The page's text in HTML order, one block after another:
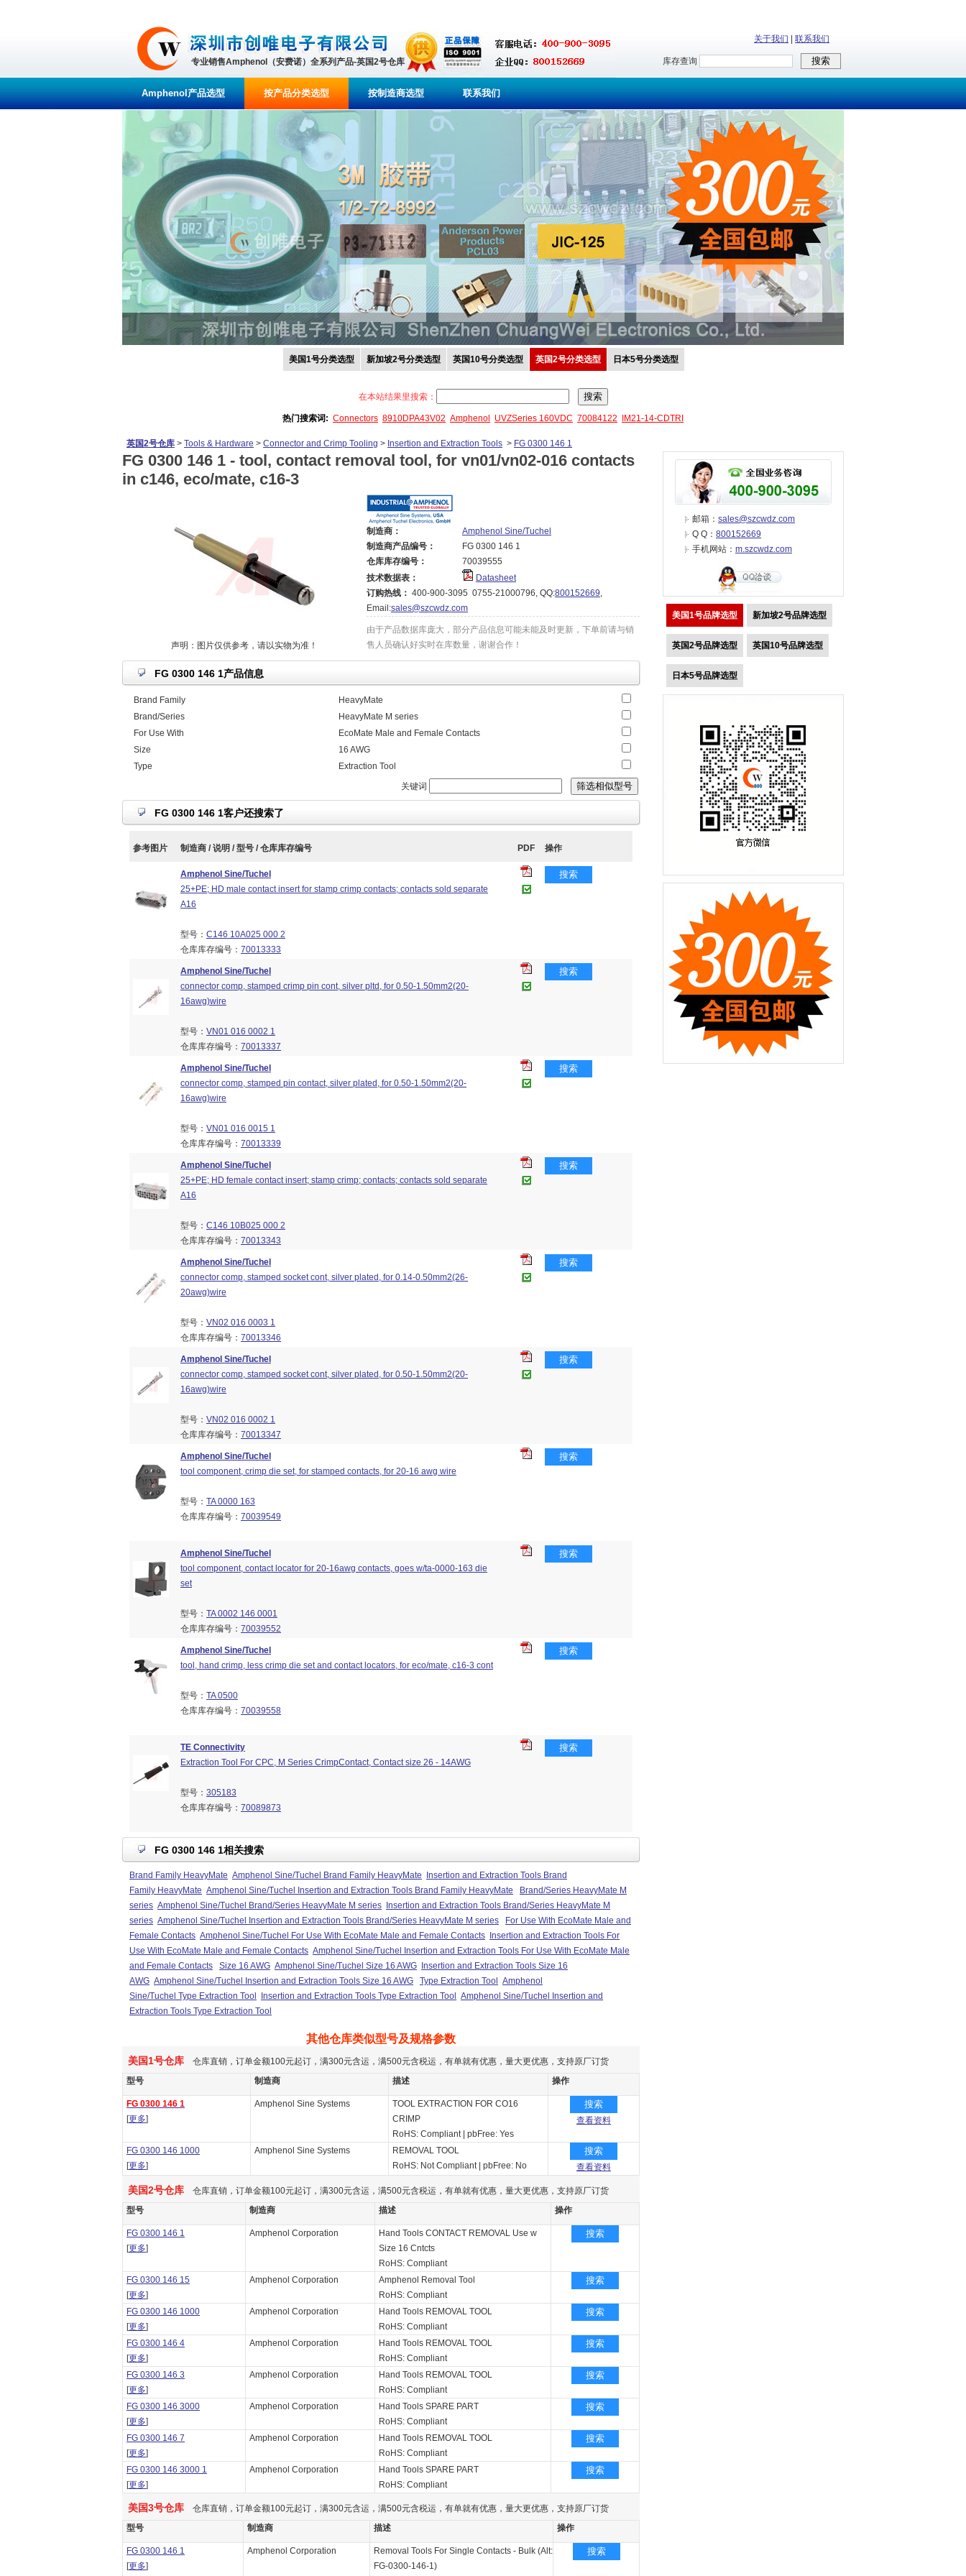
专业销售Amphenol（安费诺）全系列产品-英国2号仓库
关于我们 联系我们
库存查询
Amphenol产品选型 按产品分类选型 按制造商选型 联系我们
美国1号分类选型 新加坡2号分类选型 英国10号分类选型 英国2号分类选型 日本5号分类选型
在本站结果里搜索：
热门搜索词: Connectors 8910DPA43V02 Amphenol UVZSeries 160VDC 70084122 IM21-14-CDTRI
英国2号仓库 > Tools & Hardware > Connector and Crimp Tooling > Insertion and Extraction Tools > FG 0300 146 1
FG 0300 146 1 - tool, contact removal tool, for vn01/vn02-016 contacts
in c146, eco/mate, c16-3
声明：图片仅供参考，请以实物为准！
制造商：
Amphenol Sine/Tuchel
制造商产品编号：
FG 0300 146 1
仓库库存编号：
70039555
技术数据表：
Datasheet
订购热线： 400-900-3095 0755-21000796, QQ:800152669,
Email:sales@szcwdz.com
由于产品数据库庞大，部分产品信息可能未能及时更新，下单前请与销
售人员确认好实时在库数量，谢谢合作！
FG 0300 146 1产品信息
Brand Family
HeavyMate
Brand/Series
HeavyMate M series
For Use With
EcoMate Male and Female Contacts
Size
16 AWG
Type
Extraction Tool
关键词
FG 0300 146 1客户还搜索了
参考图片 制造商 / 说明 / 型号 / 仓库库存编号 PDF 操作
Amphenol Sine/Tuchel
25+PE; HD male contact insert for stamp crimp contacts; contacts sold separate
A16
型号： C146 10A025 000 2
仓库库存编号： 70013333
搜索
Amphenol Sine/Tuchel
connector comp, stamped crimp pin cont, silver pltd, for 0.50-1.50mm2(20-
16awg)wire
型号： VN01 016 0002 1
仓库库存编号： 70013337
搜索
Amphenol Sine/Tuchel
connector comp, stamped pin contact, silver plated, for 0.50-1.50mm2(20-
16awg)wire
型号： VN01 016 0015 1
仓库库存编号： 70013339
搜索
Amphenol Sine/Tuchel
25+PE; HD female contact insert; stamp crimp; contacts; contacts sold separate
A16
型号： C146 10B025 000 2
仓库库存编号： 70013343
搜索
Amphenol Sine/Tuchel
connector comp, stamped socket cont, silver plated, for 0.14-0.50mm2(26-
20awg)wire
型号： VN02 016 0003 1
仓库库存编号： 70013346
搜索
Amphenol Sine/Tuchel
connector comp, stamped socket cont, silver plated, for 0.50-1.50mm2(20-
16awg)wire
型号： VN02 016 0002 1
仓库库存编号： 70013347
搜索
Amphenol Sine/Tuchel
tool component, crimp die set, for stamped contacts, for 20-16 awg wire
型号： TA 0000 163
仓库库存编号： 70039549
搜索
Amphenol Sine/Tuchel
tool component, contact locator for 20-16awg contacts, goes w/ta-0000-163 die
set
型号： TA 0002 146 0001
仓库库存编号： 70039552
搜索
Amphenol Sine/Tuchel
tool, hand crimp, less crimp die set and contact locators, for eco/mate, c16-3 cont
型号： TA 0500
仓库库存编号： 70039558
搜索
TE Connectivity
Extraction Tool For CPC, M Series CrimpContact, Contact size 26 - 14AWG
型号： 305183
仓库库存编号： 70089873
搜索
FG 0300 146 1相关搜索
Brand Family HeavyMate Amphenol Sine/Tuchel Brand Family HeavyMate
Insertion and Extraction Tools Brand
Family HeavyMate Amphenol Sine/Tuchel Insertion and Extraction Tools Brand Family HeavyMate
Brand/Series HeavyMate M
series Amphenol Sine/Tuchel Brand/Series HeavyMate M series
Insertion and Extraction Tools Brand/Series HeavyMate M
series Amphenol Sine/Tuchel Insertion and Extraction Tools Brand/Series HeavyMate M series
For Use With EcoMate Male and
Female Contacts Amphenol Sine/Tuchel For Use With EcoMate Male and Female Contacts
Insertion and Extraction Tools For
Use With EcoMate Male and Female Contacts Amphenol Sine/Tuchel Insertion and Extraction Tools For Use With EcoMate Male
and Female Contacts
Size 16 AWG Amphenol Sine/Tuchel Size 16 AWG
Insertion and Extraction Tools Size 16
AWG Amphenol Sine/Tuchel Insertion and Extraction Tools Size 16 AWG Type Extraction Tool
Amphenol
Sine/Tuchel Type Extraction Tool
Insertion and Extraction Tools Type Extraction Tool
Amphenol Sine/Tuchel Insertion and
Extraction Tools Type Extraction Tool
其他仓库类似型号及规格参数
美国1号仓库 仓库直销，订单金额100元起订，满300元含运，满500元含税运，有单就有优惠，量大更优惠，支持原厂订货
型号
制造商 描述 操作
FG 0300 146 1
[更多]
Amphenol Sine Systems
TOOL EXTRACTION FOR CO16
CRIMP
RoHS: Compliant pbFree: Yes
搜索
查看资料
FG 0300 146 1000
[更多]
Amphenol Sine Systems
REMOVAL TOOL
RoHS: Not Compliant pbFree: No
搜索
查看资料
美国2号仓库 仓库直销，订单金额100元起订，满300元含运，满500元含税运，有单就有优惠，量大更优惠，支持原厂订货
型号
制造商 描述 操作
FG 0300 146 1
[更多]
Amphenol Corporation
Hand Tools CONTACT REMOVAL Use w
Size 16 Cntcts
RoHS: Compliant
搜索
FG 0300 146 15
[更多]
Amphenol Corporation
Amphenol Removal Tool
RoHS: Compliant
搜索
FG 0300 146 1000
[更多]
Amphenol Corporation
Hand Tools REMOVAL TOOL
RoHS: Compliant
搜索
FG 0300 146 4
[更多]
Amphenol Corporation
Hand Tools REMOVAL TOOL
RoHS: Compliant
搜索
FG 0300 146 3
[更多]
Amphenol Corporation
Hand Tools REMOVAL TOOL
RoHS: Compliant
搜索
FG 0300 146 3000
[更多]
Amphenol Corporation
Hand Tools SPARE PART
RoHS: Compliant
搜索
FG 0300 146 7
[更多]
Amphenol Corporation
Hand Tools REMOVAL TOOL
RoHS: Compliant
搜索
FG 0300 146 3000 1
[更多]
Amphenol Corporation
Hand Tools SPARE PART
RoHS: Compliant
搜索
美国3号仓库 仓库直销，订单金额100元起订，满300元含运，满500元含税运，有单就有优惠，量大更优惠，支持原厂订货
型号
制造商 描述 操作
FG 0300 146 1
[更多]
Amphenol Corporation
Removal Tools For Single Contacts - Bulk (Alt:
FG-0300-146-1)
搜索
邮箱： sales@szcwdz.com
Q Q： 800152669
手机网站： m.szcwdz.com
美国1号品牌选型 新加坡2号品牌选型
英国2号品牌选型 英国10号品牌选型
日本5号品牌选型